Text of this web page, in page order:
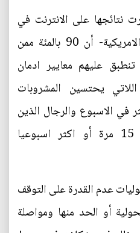
نتائجها على الانترنت في
دورية طبية تابعة للمراكز الامريكية- أن 90 بالمئة ممن
عليهم معايير ادمان
يحتسين المشروبات
في الاسبوع والرجال الذين
يحتسون هذه المشروبات 15 مرة أو اكثر اسبوعيا
عدم القدرة على التوقف
أو الحد منها ومواصلة